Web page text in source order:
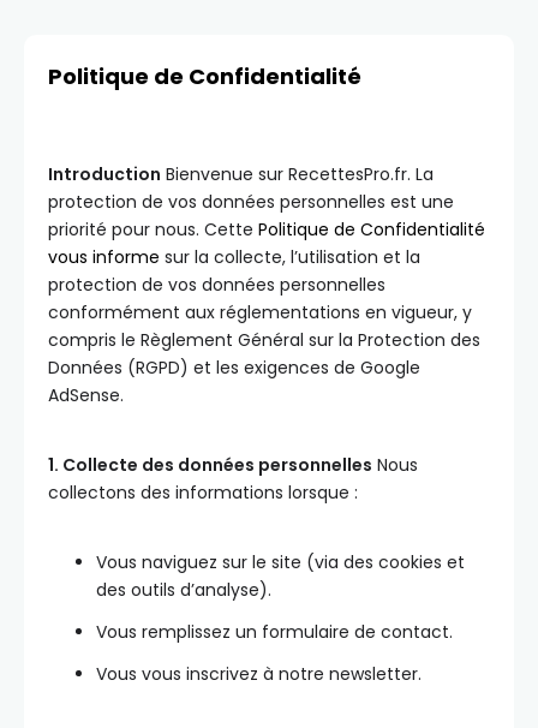
Politique de Confidentialité
Introduction Bienvenue sur RecettesPro.fr. La
protection de vos données personnelles est une
priorité pour nous. Cette Politique de Confidentialité
vous informe sur la collecte, l’utilisation et la
protection de vos données personnelles
conformément aux réglementations en vigueur, y
compris le Règlement Général sur la Protection des
Données (RGPD) et les exigences de Google
AdSense.
1. Collecte des données personnelles Nous
collectons des informations lorsque :
Vous naviguez sur le site (via des cookies et
des outils d’analyse).
Vous remplissez un formulaire de contact.
Vous vous inscrivez à notre newsletter.